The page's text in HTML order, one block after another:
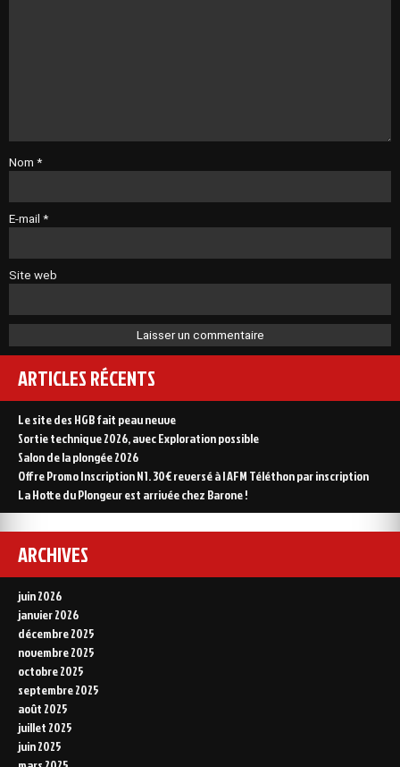
Nom *
E-mail *
Site web
ARTICLES RÉCENTS
Le site des HGB fait peau neuve
Sortie technique 2026, avec Exploration possible
Salon de la plongée 2026
Offre Promo Inscription N1. 30€ reversé à l AFM Téléthon par inscription
La Hotte du Plongeur est arrivée chez Barone !
ARCHIVES
juin 2026
janvier 2026
décembre 2025
novembre 2025
octobre 2025
septembre 2025
août 2025
juillet 2025
juin 2025